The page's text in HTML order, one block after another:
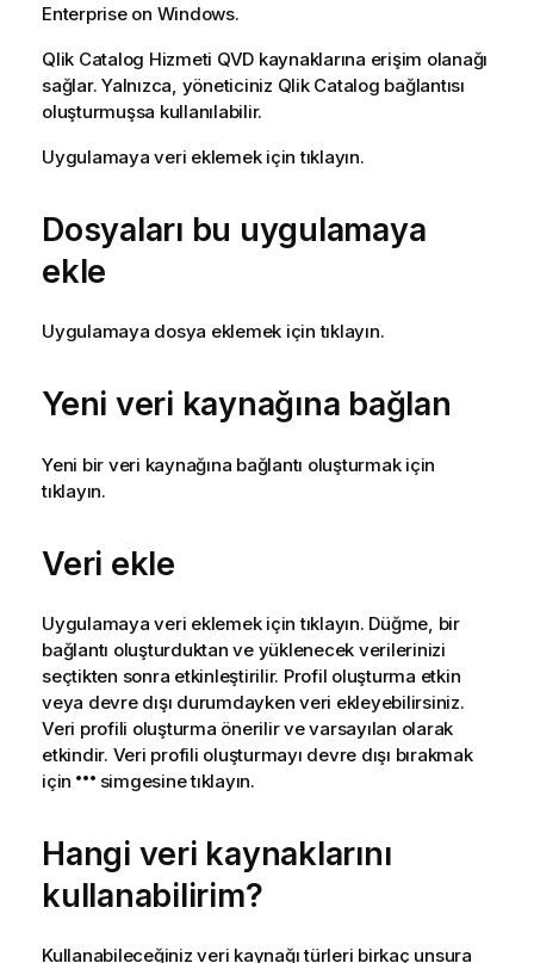
Enterprise on Windows.
Qlik Catalog Hizmeti QVD kaynaklarına erişim olanağı
sağlar. Yalnızca, yöneticiniz Qlik Catalog bağlantısı
oluşturmuşsa kullanılabilir.
Uygulamaya veri eklemek için tıklayın.
Dosyaları bu uygulamaya
ekle
Uygulamaya dosya eklemek için tıklayın.
Yeni veri kaynağına bağlan
Yeni bir veri kaynağına bağlantı oluşturmak için
tıklayın.
Veri ekle
Uygulamaya veri eklemek için tıklayın. Düğme, bir
bağlantı oluşturduktan ve yüklenecek verilerinizi
seçtikten sonra etkinleştirilir. Profil oluşturma etkin
veya devre dışı durumdayken veri ekleyebilirsiniz.
Veri profili oluşturma önerilir ve varsayılan olarak
etkindir. Veri profili oluşturmayı devre dışı bırakmak
için
simgesine tıklayın.
Hangi veri kaynaklarını
kullanabilirim?
Kullanabileceğiniz veri kaynağı türleri birkaç unsura